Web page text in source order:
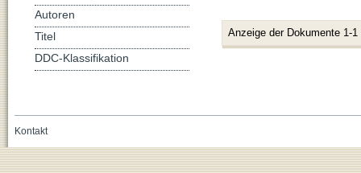
Anzeige der Dokumente 1-1
Autoren
Titel
DDC-Klassifikation
Kontakt